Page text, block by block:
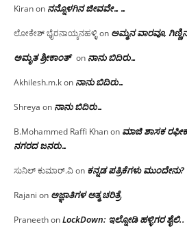
Kiranon ನನ್ನೊಳಗಿನ ಜೀವವೇ……
ಲೋಕೇಶ್ ಭೈರನಾಯ್ಕನಹಳ್ಳಿon ಅಮ್ಮನ ವಾರವೂ,
ಅಮೃತ ಶ್ರೀಕಾಂತ್ on ನಾನು ಬಿದಿರು…
Akhilesh.m.kon ನಾನು ಬಿದಿರು…
Shreya on ನಾನು ಬಿದಿರು…
B.Mohammed Raffi Khanon ಮಾಜಿ ಶಾಸಕ
ನಗರದ ಜನರು…
ಸುನಿಲ್ ಕುಮಾರ್.ವಿon ಕನ್ನಡ ಪತ್ರಿಕೆಗಳು ಮುಂದೇನು?
Rajani on ಅಜ್ಞಾತಿಗಳ ಆತ್ಮ ಚರಿತ್ರೆ
PraneethonLockDown: ಇಲ್ನೋಡಿ ಹಳ್ಳಿಗರ ಶೈಲಿ..